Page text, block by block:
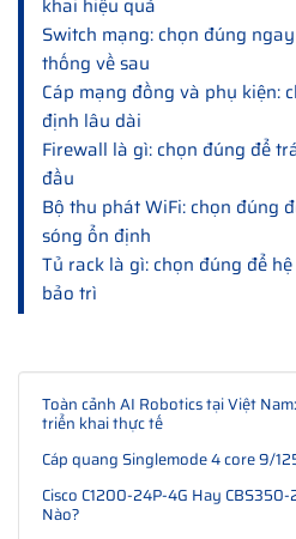
Switch mạng: chọn đúng
thống về sau
Cáp mạng đồng và phụ kiện:
định lâu dài
Firewall là gì: chọn đúng để
đầu
Bộ thu phát WiFi: chọn đúng
sóng ổn định
Tủ rack là gì: chọn đúng để
bảo trì
Toàn cảnh AI Robotics tại Việt
triển khai thực tế
Cáp quang Singlemode 4 core 9/
Cisco C1200-24P-4G Hay
Nào?